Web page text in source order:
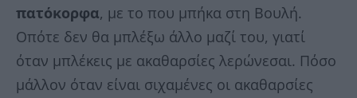
πατόκορφα, με το που μπήκα στη Βουλή.
Οπότε δεν θα μπλέξω άλλο μαζί του, γιατί
όταν μπλέκεις με ακαθαρσίες λερώνεσαι. Πόσο
μάλλον όταν είναι σιχαμένες οι ακαθαρσίες